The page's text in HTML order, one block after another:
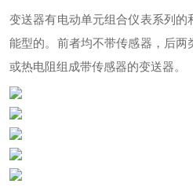
变送器有电动单元组合仪表系列的
能型的。前者均不带传感器，后两
或热电阻组成带传感器的变送器。